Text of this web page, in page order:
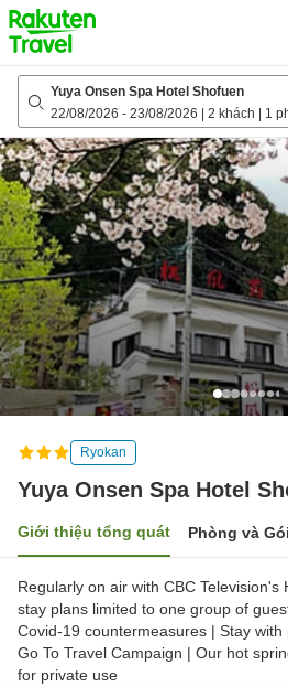
to
top
page
Yuya Onsen Spa Hotel Shofuen
22/08/2026 - 23/08/2026 2 khách 1
Ryokan
Yuya Onsen Spa Hotel
Giới thiệu tổng quát Phòng và
Regularly on air with CBC Television's
stay plans limited to one group of
Covid-19 countermeasures | Stay
Go To Travel Campaign | Our hot
for private use